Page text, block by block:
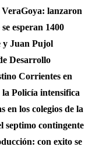
Goya: lanzaron
esperan 1400
y Juan Pujol
Desarrollo
Corrientes en
Policía intensifica
en los colegios de la
septimo contingente
con exito se